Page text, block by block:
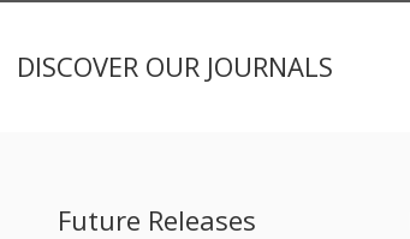
DISCOVER OUR JOURNALS
Future Releases